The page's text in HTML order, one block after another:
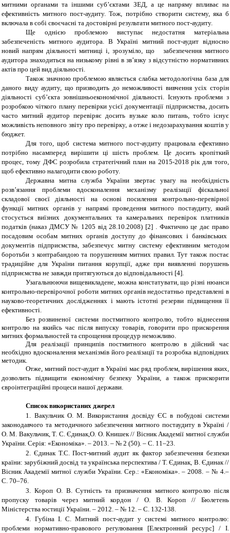
митними органами та іншими суб’єктами ЗЕД, а це напряму впливає на
ефективність митного пост-аудиту. Тож, потрібно створити систему, яка б
включала в собі своєчасні та достовірні результати митного пост-аудиту.
Ще однією проблемою виступає недостатня матеріальна
забезпеченість митного аудитора. В Україні митний пост-аудит відносно
новий напрям діяльності митниці і, зрозуміло, що забезпечення митного
аудитора знаходиться на низькому рівні в зв’язку з відсутністю нормативних
актів про цей вид діяльності.
Також значною проблемою являється слабка методологічна база для
даного виду аудиту, що призводить до неможливості вивчення усіх сторін
діяльності суб’єкта зовнішньоекономічної діяльності. Існують проблеми з
розробкою чіткого плану перевірки усієї документації підприємства, досить
часто митний аудитор перевіряє досить вузьке коло питань, тобто існує
можливість неповного звіту про перевірку, а отже і недозарахування коштів у
бюджет.
Для того, щоб система митного пост-аудиту працювала ефективно
потрібно насамперед вирішити ці шість проблем. Це досить кропіткий
процес, тому ДФС розробила стратегічний план на 2015-2018 рік для того,
щоб ефективно налагодити свою роботу.
Державна митна служба України звертає увагу на необхідність
розв’язання проблеми вдосконалення механізму реалізації фіскальної
складової своєї діяльності на основі посилення контрольно-перевірної
функції митних органів у напрямі проведення митного постаудиту, який
стосується виїзних документальних та камеральних перевірок платників
податків (наказ ДМСУ № 1205 від 28.10.2008) [2] . Фактично це дає право
посадовим особам митних органів доступу до фінансових і банківських
документів підприємства,забезпечує митну систему ефективним методом
боротьби з контрабандою та порушенням митних правил.Тут також постає
традиційне для України питання корупції, адже при виявленні порушень
підприємства не завжди притягуються до відповідальності [4].
Узагальнюючи вищевикладене, можна констатувати, що різні нюанси
контрольно-перевірочної роботи митних органів недостатньо представлені в
науково-теоретичних дослідженнях і мають істотні резерви підвищення її
ефективності.
Без розвиненої системи постмитного контролю, тобто віднесення
контролю на якийсь час після випуску товарів, говорити про прискорення
митних формальностей та спрощення процедур неможливо.
Для реалізації принципів постмитного контролю в дійсний час
необхідно вдосконалення механізмів його реалізації та розробка відповідних
методик.
Отже, митний пост-аудит в Україні має ряд проблем, вирішення яких,
дозволить підвищити економічну безпеку України, а також прискорити
євроінтеграційні процеси нашої держави.
Список використаних джерел
1. Вакульчик О. М. Використання досвіду ЄС в побудові системи
законодавчого та методичного забезпечення митного постаудиту в Україні /
О. М. Вакульчик, Т. С. Єдинак,О. О. Книшек // Вісник Академії митної служби
України. Серія: «Економіка». – 2013. – № 2 (50). – С. 11–23.
2. Єдинак Т.С. Пост-митний аудит як фактор забезпечення безпеки
країни: зарубіжний досвід та українська перспектива / Т. Єдинак, В. Єдинак //
Вісник Академії митної служби України. Сер.: «Економіка».– 2008. –№ 4.–
С. 70–76.
3. Короп О. В. Сутність та призначення митного контролю після
пропуску товарів через митний кордон / О. В. Короп // Бюлетень
Міністерства юстиції України. – 2012. – № 12. – С. 132-138.
4. Губіна І. С. Митний пост-аудит у системі митного контролю:
проблеми нормативно-правового регулювання [Електронний ресурс] / І.